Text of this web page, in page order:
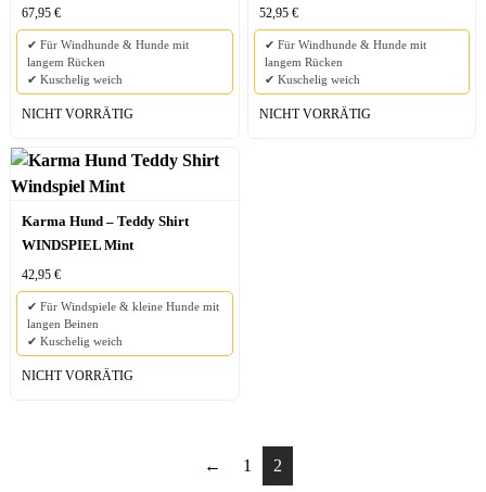
67,95 €
✔ Für Windhunde & Hunde mit
langem Rücken
✔ Kuschelig weich
NICHT VORRÄTIG
52,95 €
✔ Für Windhunde & Hunde mit
langem Rücken
✔ Kuschelig weich
NICHT VORRÄTIG
Karma Hund – Teddy Shirt
WINDSPIEL Mint
42,95 €
✔ Für Windspiele & kleine Hunde mit
langen Beinen
✔ Kuschelig weich
NICHT VORRÄTIG
← 1 2